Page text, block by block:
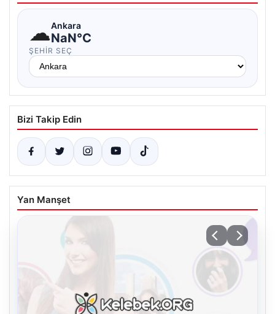
☁Ankara
NaN°C
ŞEHIR SEÇ
Bizi Takip Edin
Yan Manşet